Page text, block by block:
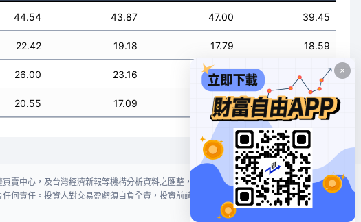
44.54 43.87 47.00 39.45
22.42 19.18 17.79 18.59
26.00 23.16 19.20 18.80
20.55 17.09 14.64 14.68
賣中心，及台灣經濟新報等機構分析資料之匯整，本網站對投資人買賣不作任何建議或暗
何責任。投資人對交易盈虧須自負全責，投資前請謹慎評估風險。